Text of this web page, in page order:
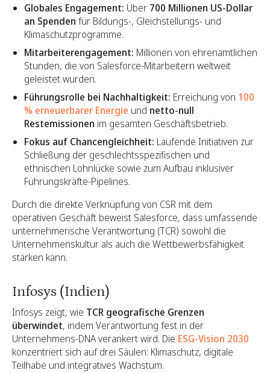
Globales Engagement: Über 700 Millionen US-Dollar
an Spenden für Bildungs-, Gleichstellungs- und
Klimaschutzprogramme.
Mitarbeiterengagement: Millionen von ehrenamtlichen
Stunden, die von Salesforce-Mitarbeitern weltweit
geleistet wurden.
Führungsrolle bei Nachhaltigkeit: Erreichung von 100
% erneuerbarer Energie und netto-null
Restemissionen im gesamten Geschäftsbetrieb.
Fokus auf Chancengleichheit: Laufende Initiativen zur
Schließung der geschlechtsspezifischen und
ethnischen Lohnlücke sowie zum Aufbau inklusiver
Führungskräfte-Pipelines.
Durch die direkte Verknüpfung von CSR mit dem
operativen Geschäft beweist Salesforce, dass umfassende
unternehmerische Verantwortung (TCR) sowohl die
Unternehmenskultur als auch die Wettbewerbsfähigkeit
stärken kann.
Infosys (Indien)
Infosys zeigt, wie TCR geografische Grenzen
überwindet, indem Verantwortung fest in der
Unternehmens-DNA verankert wird. Die ESG-Vision 2030
konzentriert sich auf drei Säulen: Klimaschutz, digitale
Teilhabe und integratives Wachstum.